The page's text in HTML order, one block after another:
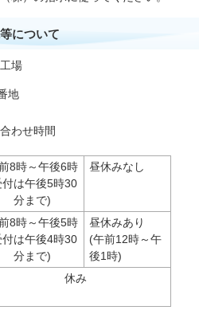
について
場
地
わせ時間
8時～午後6時
付は午後5時30
分まで)
昼休みなし
8時～午後5時
付は午後4時30
分まで)
昼休みあり
(午前12時～午
後1時)
休み